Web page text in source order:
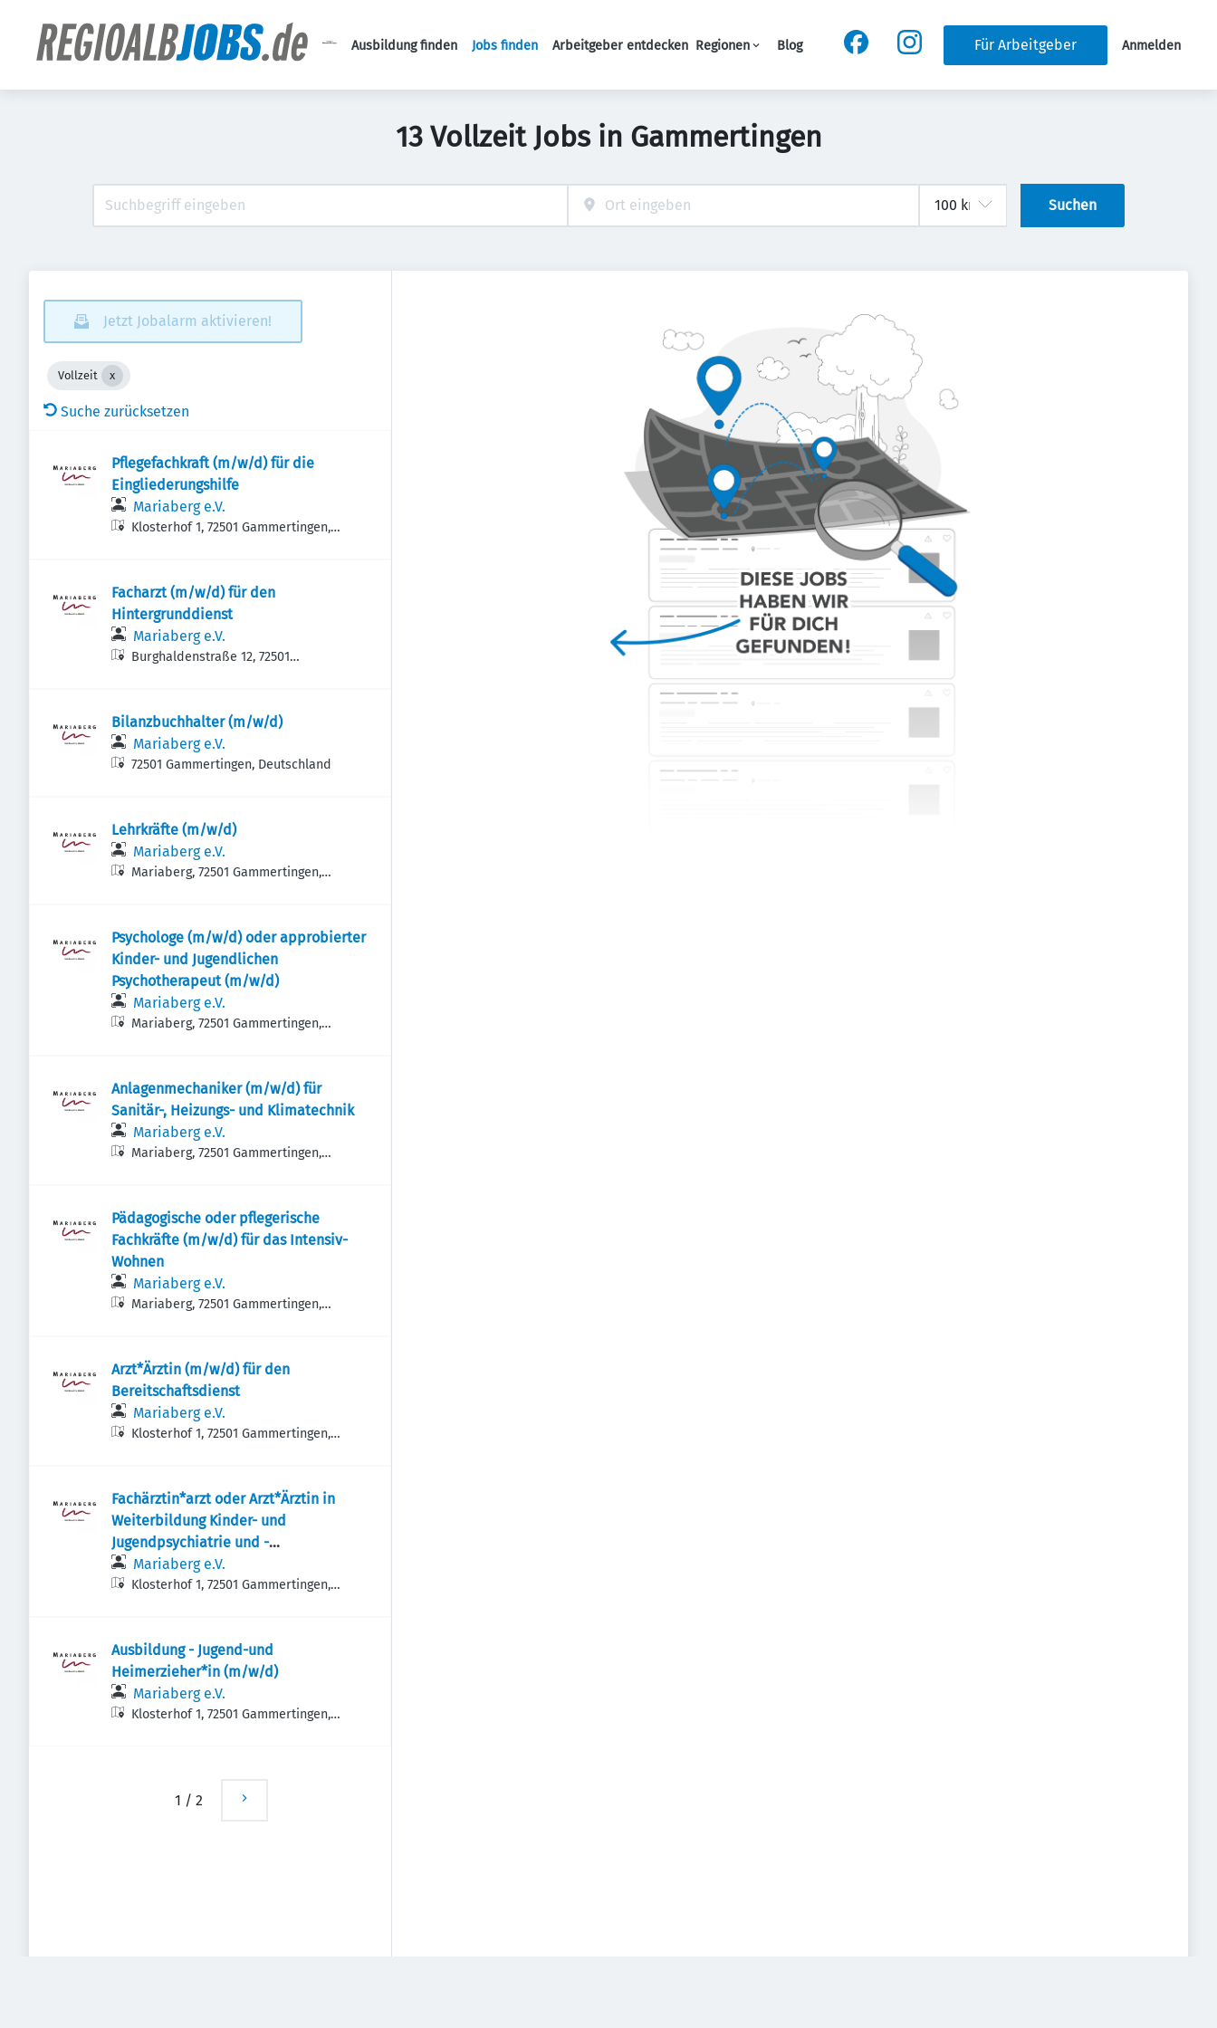
Haupt-Navigation
Ausbildung finden Jobs finden Arbeitgeber entdecken Regionen Blog Für Arbeitgeber Anmelden
13 Vollzeit Jobs in Gammertingen
Suchen
Jetzt Jobalarm aktivieren!
Vollzeit
Suche zurücksetzen
Pflegefachkraft (m/w/d) für die
Eingliederungshilfe
Mariaberg e.V.
Klosterhof 1, 72501 Gammertingen,
Facharzt (m/w/d) für den
Hintergrunddienst
Mariaberg e.V.
Burghaldenstraße 12, 72501
Bilanzbuchhalter (m/w/d)
Mariaberg e.V.
72501 Gammertingen, Deutschland
Lehrkräfte (m/w/d)
Mariaberg e.V.
Mariaberg, 72501 Gammertingen,
Psychologe (m/w/d) oder approbierter
Kinder- und Jugendlichen
Psychotherapeut (m/w/d)
Mariaberg e.V.
Mariaberg, 72501 Gammertingen,
Anlagenmechaniker (m/w/d) für
Sanitär-, Heizungs- und Klimatechnik
Mariaberg e.V.
Mariaberg, 72501 Gammertingen,
Pädagogische oder pflegerische
Fachkräfte (m/w/d) für das Intensiv-
Wohnen
Mariaberg e.V.
Mariaberg, 72501 Gammertingen,
Arzt*Ärztin (m/w/d) für den
Bereitschaftsdienst
Mariaberg e.V.
Klosterhof 1, 72501 Gammertingen,
Fachärztin*arzt oder Arzt*Ärztin in
Weiterbildung Kinder- und
Jugendpsychiatrie und -
psychotherapie (m/w/d)
Mariaberg e.V.
Klosterhof 1, 72501 Gammertingen,
Ausbildung - Jugend-und
Heimerzieher*in (m/w/d)
Mariaberg e.V.
Klosterhof 1, 72501 Gammertingen,
1 / 2